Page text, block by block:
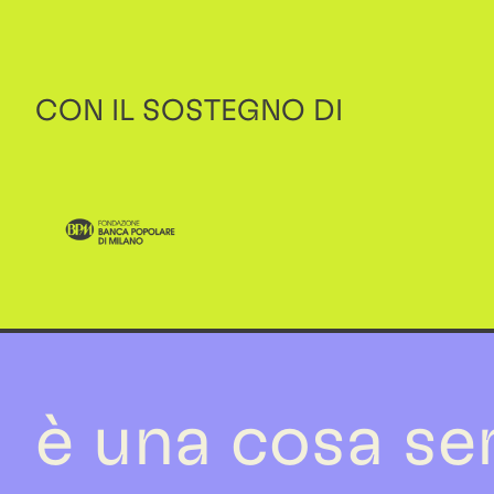
CON IL SOSTEGNO DI
è una cosa